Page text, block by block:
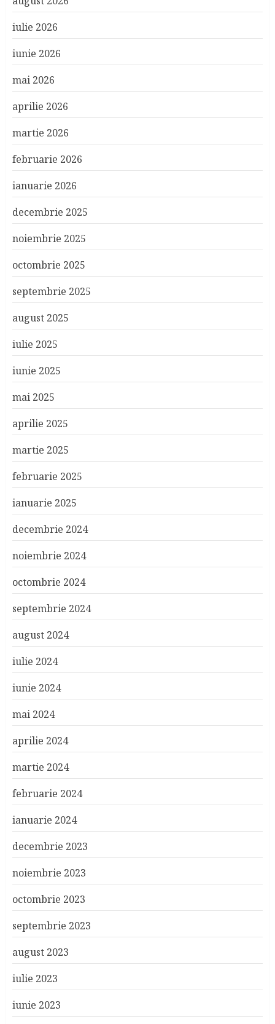
iulie 2026
iunie 2026
mai 2026
aprilie 2026
martie 2026
februarie 2026
ianuarie 2026
decembrie 2025
noiembrie 2025
octombrie 2025
septembrie 2025
august 2025
iulie 2025
iunie 2025
mai 2025
aprilie 2025
martie 2025
februarie 2025
ianuarie 2025
decembrie 2024
noiembrie 2024
octombrie 2024
septembrie 2024
august 2024
iulie 2024
iunie 2024
mai 2024
aprilie 2024
martie 2024
februarie 2024
ianuarie 2024
decembrie 2023
noiembrie 2023
octombrie 2023
septembrie 2023
august 2023
iulie 2023
iunie 2023